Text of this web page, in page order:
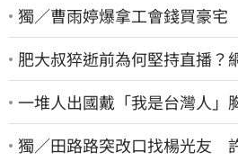
獨／曹雨婷爆拿工會錢買豪
肥大叔猝逝前為何堅持直播？
一堆人出國戴「我是台灣人
Cheap酸：精神分裂
獨／田路路突改口找楊光友